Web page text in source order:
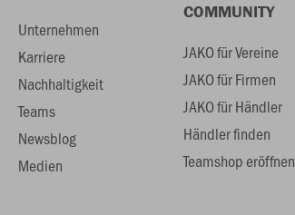
Unternehmen
Karriere
Nachhaltigkeit
Teams
Newsblog
Medien
COMMUNITY
JAKO für Vereine
JAKO für Firmen
JAKO für Händler
Händler finden
Teamshop eröffnen